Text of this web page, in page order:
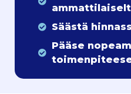
Säästä
Pääse